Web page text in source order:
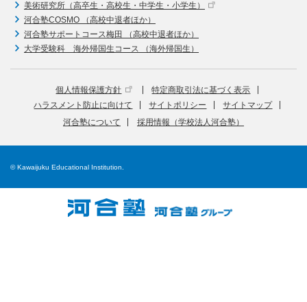
美術研究所（高卒生・高校生・中学生・小学生）
河合塾COSMO （高校中退者ほか）
河合塾サポートコース梅田 （高校中退者ほか）
大学受験科 海外帰国生コース （海外帰国生）
個人情報保護方針
特定商取引法に基づく表示
ハラスメント防止に向けて
サイトポリシー
サイトマップ
河合塾について
採用情報（学校法人河合塾）
© Kawaijuku Educational Institution.